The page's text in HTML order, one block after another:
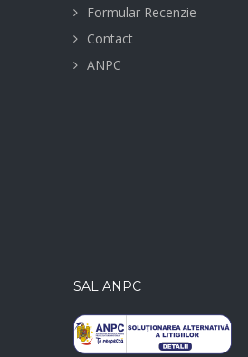
Formular Recenzie
Contact
ANPC
SAL ANPC